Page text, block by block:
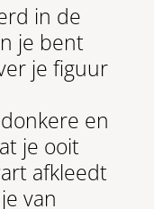
in de
je bent
je figuur
en
je ooit
afkleedt
van